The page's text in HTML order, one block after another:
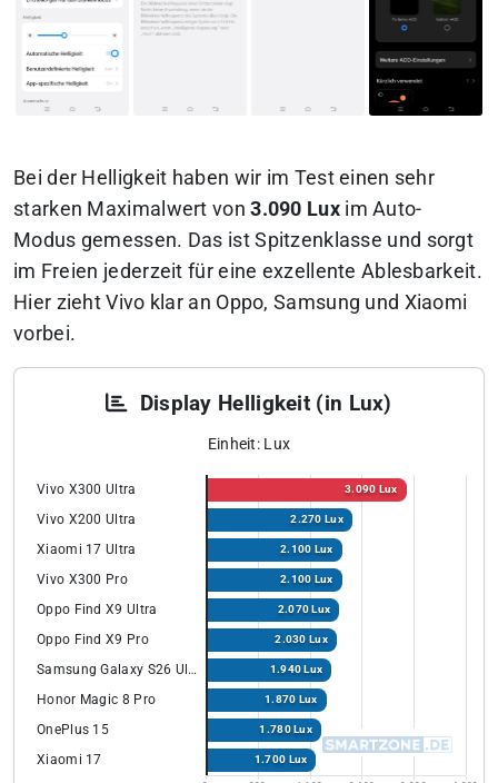
Bei der Helligkeit haben wir im Test einen sehr
starken Maximalwert von3.090 Luxim Auto-
Modus gemessen. Das ist Spitzenklasse und sorgt
im Freien jederzeit für eine exzellente Ablesbarkeit.
Hier zieht Vivo klar an Oppo, Samsung und Xiaomi
vorbei.
Display Helligkeit (in Lux)
Einheit: Lux
Vivo X300 Ultra 3.090 Lux
Vivo X200 Ultra 2.270 Lux
Xiaomi 17 Ultra 2.100 Lux
Vivo X300 Pro 2.100 Lux
Oppo Find X9 Ultra 2.070 Lux
Oppo Find X9 Pro 2.030 Lux
Samsung Galaxy S26 Ultra 1.940 Lux
Honor Magic 8 Pro 1.870 Lux
OnePlus 15 1.780 Lux
Xiaomi 17 1.700 Lux